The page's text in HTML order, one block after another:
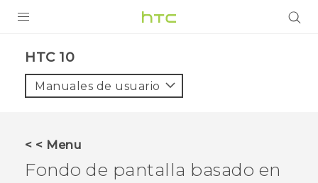
VIVE
HTC 10‎
Manuales de usuario
< < Menu
Fondo de pantalla basado en